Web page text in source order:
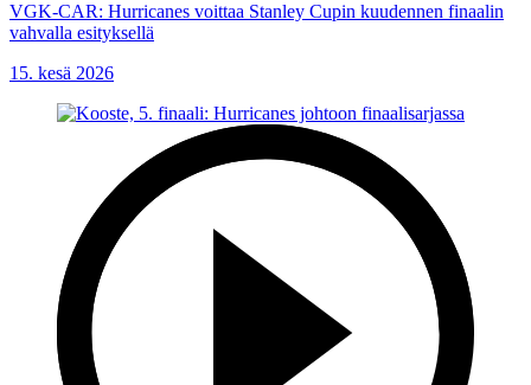
VGK-CAR: Hurricanes voittaa Stanley Cupin kuudennen finaalin
vahvalla esityksellä
15. kesä 2026